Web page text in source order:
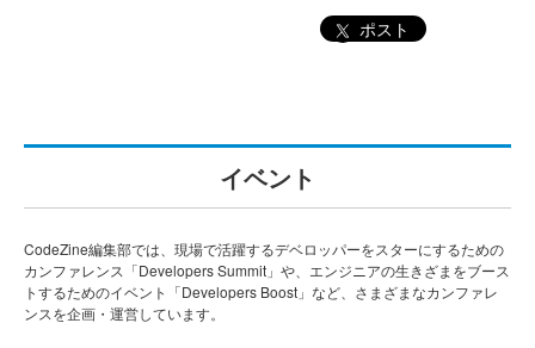
ポスト
イベント
CodeZine編集部では、現場で活躍するデベロッパーをスターにするための
カンファレンス「Developers Summit」や、エンジニアの生きざまをブース
トするためのイベント「Developers Boost」など、さまざまなカンファレ
ンスを企画・運営しています。